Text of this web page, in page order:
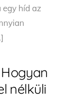
híd az
nélküli